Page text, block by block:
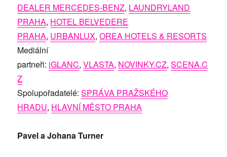
DEALER MERCEDES-BENZ, LAUNDRYLAND
PRAHA, HOTEL BELVEDERE
PRAHA, URBANLUX,OREA HOTELS & RESORTS
Mediální
partneři: iGLANC,VLASTA, NOVINKY.CZ,SCENA.C
Z
Spolupořadatelé:SPRÁVA PRAŽSKÉHO
HRADU, HLAVNÍ MĚSTO PRAHA
Pavel a Johana Turner